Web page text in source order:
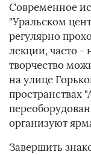
Современное
"Уральском
регулярно
лекции, часто -
творчество
на улице
пространствах
организуют
Завершить